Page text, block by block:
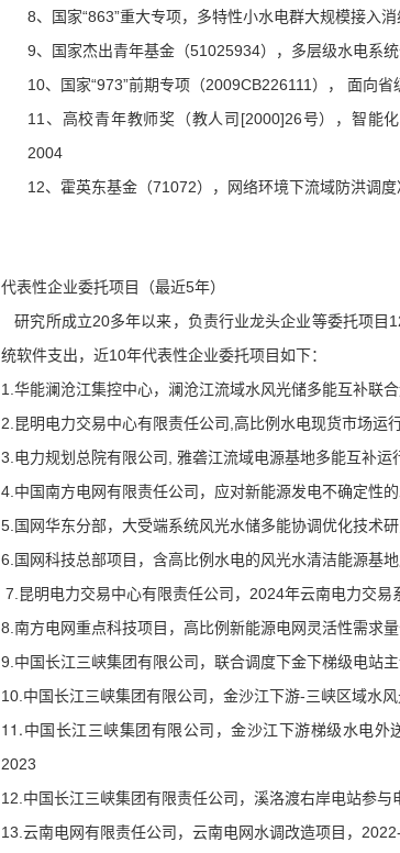
8、国家“863”重大专项，多特性小水电群大规模接入
9、国家杰出青年基金（51025934），多层级水电系
10、国家“973”前期专项（2009CB226111）， 面向
11、高校青年教师奖（教人司[2000]26号），智能
2004
12、霍英东基金（71072），网络环境下流域防洪调
代表性企业委托项目（最近5年）
研究所成立20多年以来，负责行业龙头企业等委托项目
统软件支出，近10年代表性企业委托项目如下：
1.华能澜沧江集控中心，澜沧江流域⽔⻛光储多能互补联
2.昆明电力交易中心有限责任公司,高比例水电现货市场运
3.电力规划总院有限公司, 雅砻江流域电源基地多能互补
4. 中国南方电网有限责任公司，
应对新能源发电不确定性
5.国网华东分部，大受端系统风光水储多能协调优化技术
6.国网科技总部项目，含高比例水电的风光水清洁能源基
7. 昆明电力交易中心有限责任公司， 2024年云南电力交易
8.南方电网重点科技项目，高比例新能源电网灵活性需求
9.中国长江三峡集团有限公司，联合调度下金下梯级电站
10 .中国长江三峡集团有限公司， 金沙江下游-三峡区域水
11.中国长江三峡集团有限公司，金沙江下游梯级水电外
2023
12.中国长江三峡集团有限责任公司，溪洛渡右岸电站参
13.云南电网有限责任公司，云南电网水调改造项目，